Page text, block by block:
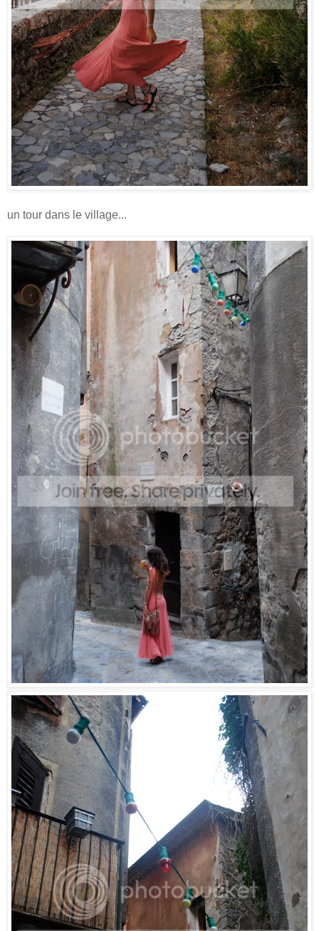
un tour dans le village...